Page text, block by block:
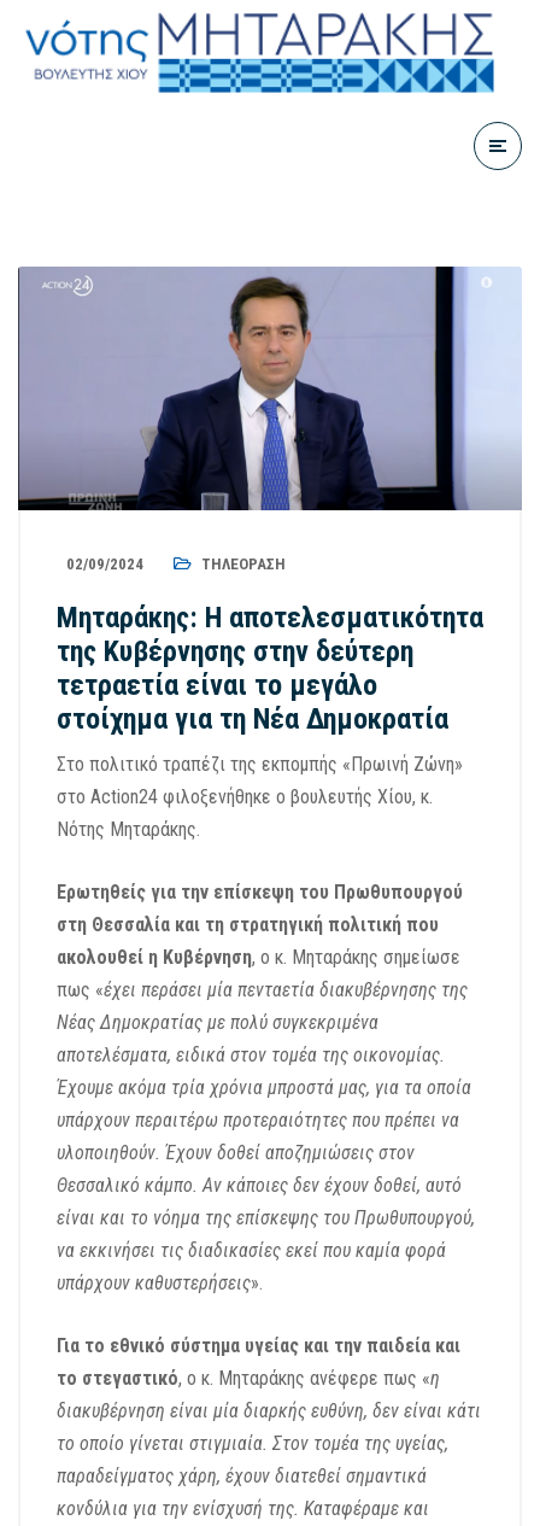
02/09/2024 ΤΗΛΕΌΡΑΣΗ
Μηταράκης: Η αποτελεσματικότητα
της Κυβέρνησης στην δεύτερη
τετραετία είναι το μεγάλο
στοίχημα για τη Νέα Δημοκρατία
Στο πολιτικό τραπέζι της εκπομπής «Πρωινή Ζώνη»
στο Action24 φιλοξενήθηκε ο βουλευτής Χίου, κ.
Νότης Μηταράκης.
Ερωτηθείς για την επίσκεψη του Πρωθυπουργού
στη Θεσσαλία και τη στρατηγική πολιτική που
ακολουθεί η Κυβέρνηση, ο κ. Μηταράκης σημείωσε
πως «έχει περάσει μία πενταετία διακυβέρνησης της
Νέας Δημοκρατίας με πολύ συγκεκριμένα
αποτελέσματα, ειδικά στον τομέα της οικονομίας.
Έχουμε ακόμα τρία χρόνια μπροστά μας, για τα οποία
υπάρχουν περαιτέρω προτεραιότητες που πρέπει να
υλοποιηθούν. Έχουν δοθεί αποζημιώσεις στον
Θεσσαλικό κάμπο. Αν κάποιες δεν έχουν δοθεί, αυτό
είναι και το νόημα της επίσκεψης του Πρωθυπουργού,
να εκκινήσει τις διαδικασίες εκεί που καμία φορά
υπάρχουν καθυστερήσεις».
Για το εθνικό σύστημα υγείας και την παιδεία και
το στεγαστικό, ο κ. Μηταράκης ανέφερε πως «η
διακυβέρνηση είναι μία διαρκής ευθύνη, δεν είναι κάτι
το οποίο γίνεται στιγμιαία. Στον τομέα της υγείας,
παραδείγματος χάρη, έχουν διατεθεί σημαντικά
κονδύλια για την ενίσχυσή της. Καταφέραμε και